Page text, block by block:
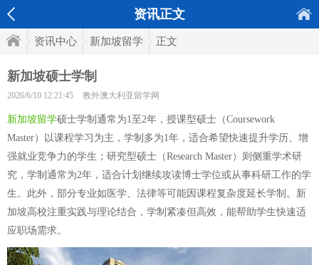
资讯正文
资讯中心 新加坡留学 正文
新加坡硕士学制
2026/6/10 12:21:45 教外澳大利亚留学网
新加坡留学硕士学制通常为1至2年，授课型硕士（Coursework
Master）以课程学习为主，学制多为1年，适合希望快速提升学历、增
强就业竞争力的学生；研究型硕士（Research Master）则侧重学术研
究，学制通常为2年，适合计划继续攻读博士学位或从事科研工作的学
生。此外，部分专业如医学、法律等可能因课程复杂度延长学制。新
加坡高校注重实践与理论结合，学制紧凑但高效，能帮助学生快速适
应职场需求。